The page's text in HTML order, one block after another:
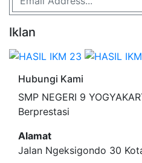
Iklan
Hubungi Kami
SMP NEGERI 9
Berprestasi
Alamat
Jalan Ngeksigondo 30